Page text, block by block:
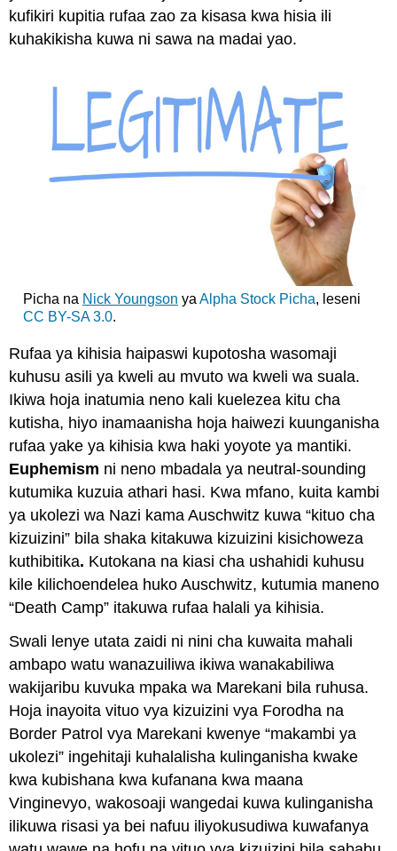
kufikiri kupitia rufaa zao za kisasa kwa hisia ili
kuhakikisha kuwa ni sawa na madai yao.
Picha na Nick Youngson ya Alpha Stock Picha, leseni
CC BY-SA 3.0.
Rufaa ya kihisia haipaswi kupotosha wasomaji
kuhusu asili ya kweli au mvuto wa kweli wa suala.
Ikiwa hoja inatumia neno kali kuelezea kitu cha
kutisha, hiyo inamaanisha hoja haiwezi kuunganisha
rufaa yake ya kihisia kwa haki yoyote ya mantiki.
Euphemism ni neno mbadala ya neutral-sounding
kutumika kuzuia athari hasi. Kwa mfano, kuita kambi
ya ukolezi wa Nazi kama Auschwitz kuwa “kituo cha
kizuizini” bila shaka kitakuwa kizuizini kisichoweza
kuthibitika. Kutokana na kiasi cha ushahidi kuhusu
kile kilichoendelea huko Auschwitz, kutumia maneno
“Death Camp” itakuwa rufaa halali ya kihisia.
Swali lenye utata zaidi ni nini cha kuwaita mahali
ambapo watu wanazuiliwa ikiwa wanakabiliwa
wakijaribu kuvuka mpaka wa Marekani bila ruhusa.
Hoja inayoita vituo vya kizuizini vya Forodha na
Border Patrol vya Marekani kwenye “makambi ya
ukolezi” ingehitaji kuhalalisha kulinganisha kwake
kwa kubishana kwa kufanana kwa maana
Vinginevyo, wakosoaji wangedai kuwa kulinganisha
ilikuwa risasi ya bei nafuu iliyokusudiwa kuwafanya